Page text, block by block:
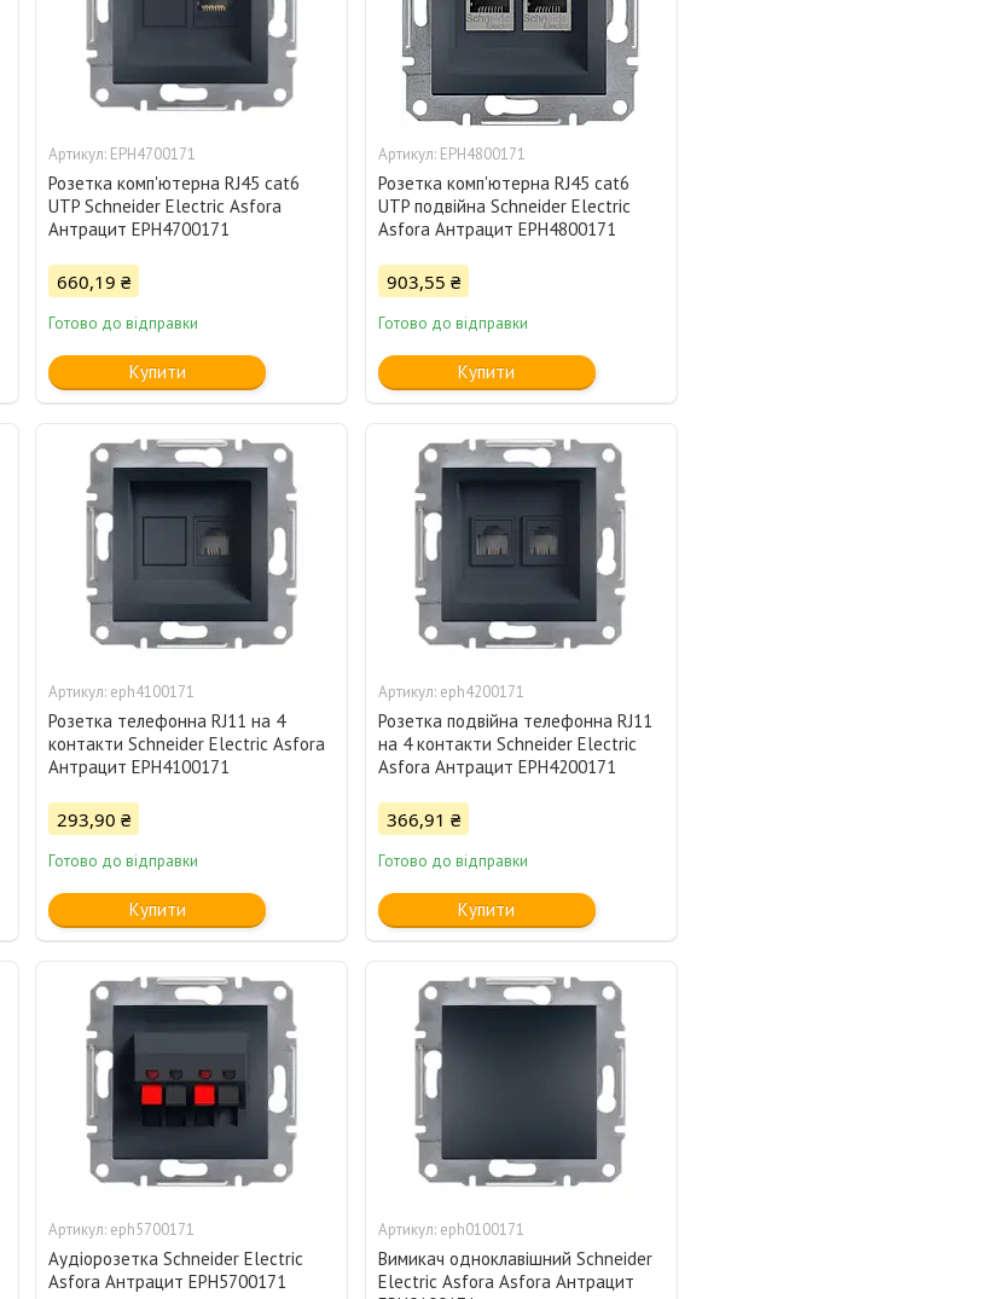
EPH4700171
Розетка комп'ютерна RJ45 cat6
UTP Schneider Electric Asfora
Антрацит EPH4700171
660,19 ₴
Готово до відправки
Купити
EPH4800171
Розетка комп'ютерна RJ45 cat6
UTP подвійна Schneider Electric
Asfora Антрацит EPH4800171
903,55 ₴
Готово до відправки
Купити
eph4100171
Розетка телефонна RJ11 на 4
контакти Schneider Electric Asfora
Антрацит EPH4100171
293,90 ₴
Готово до відправки
Купити
eph4200171
Розетка подвійна телефонна RJ11
на 4 контакти Schneider Electric
Asfora Антрацит EPH4200171
366,91 ₴
Готово до відправки
Купити
eph5700171
Аудіорозетка Schneider Electric
Asfora Антрацит EPH5700171
eph0100171
Вимикач одноклавішний Schneider
Electric Asfora Asfora Антрацит